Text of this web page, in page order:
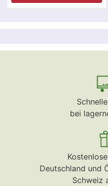
bei
Deutschland und
Schweiz